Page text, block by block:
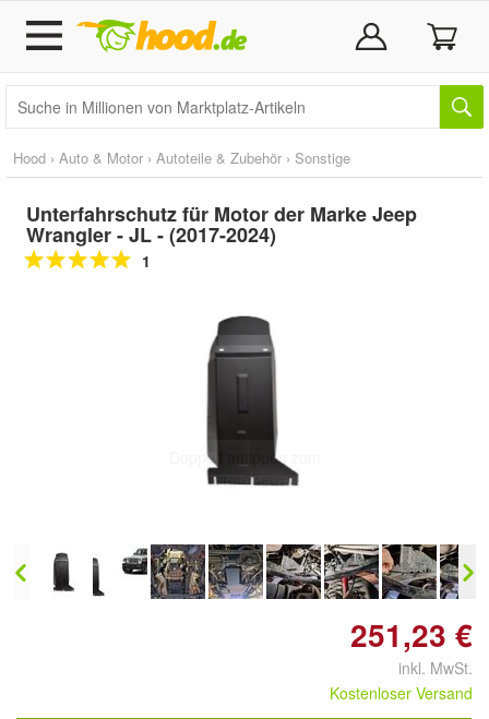
Hood › Auto & Motor › Autoteile & Zubehör › Sonstige
Unterfahrschutz für Motor der Marke Jeep
Wrangler - JL - (2017-2024)
1
Doppelt antippen zum
vergrößern
251,23 €
inkl. MwSt.
Kostenloser Versand